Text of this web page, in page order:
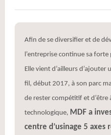
Afin de se diversifier et de
l’entreprise continue sa
Elle vient d’ailleurs
fil, début 2017, à son parc
de rester compétitif et d’être
technologique, MDF a
centre d’usinage 5 axes